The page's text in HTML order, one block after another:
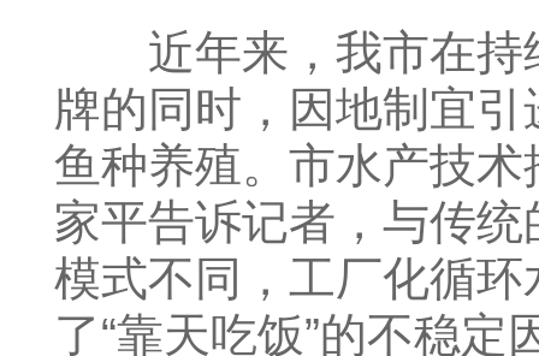
近年来，我市在持
牌的同时，因地制宜
鱼种养殖。市水产技
家平告诉记者，与传
模式不同，工厂化循
了“靠天吃饭”的不稳定